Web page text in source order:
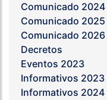
Comunicado 2024
Comunicado 2025
Comunicado 2026
Decretos
Eventos 2023
Informativos 2023
Informativos 2024